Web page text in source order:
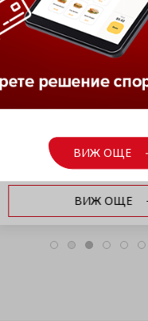
за
Daisy
ВИЖ ОЩЕ